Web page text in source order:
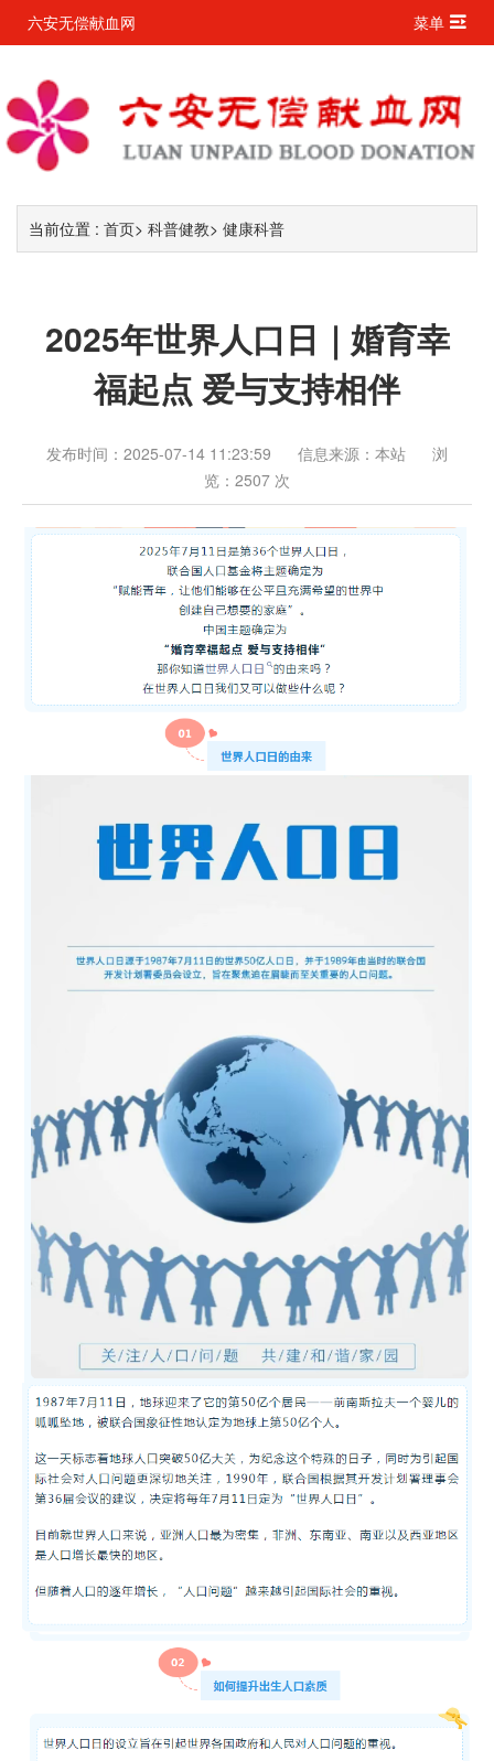
六安无偿献血网 菜单
当前位置 : 首页> 科普健教> 健康科普
2025年世界人口日｜婚育幸
福起点 爱与支持相伴
发布时间：2025-07-14 11:23:59 信息来源：本站
浏
览：2507 次